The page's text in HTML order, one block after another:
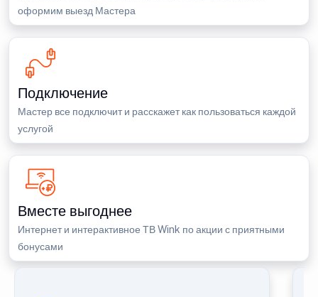
оформим выезд Мастера
Подключение
Мастер все подключит и расскажет как пользоваться каждой
услугой
Вместе выгоднее
Интернет и интерактивное ТВ Wink по акции с приятными
бонусами